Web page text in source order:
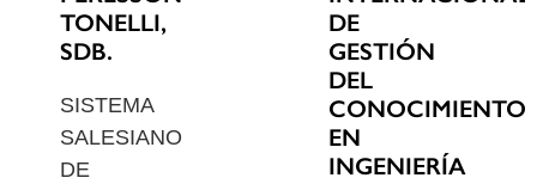
TONELLI,
SDB.
SISTEMA
SALESIANO
DE
DE
GESTIÓN
DEL
CONOCIMIENTO
EN
INGENIERÍA